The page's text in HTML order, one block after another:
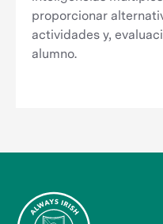
proporcionar
actividades y,
alumno.